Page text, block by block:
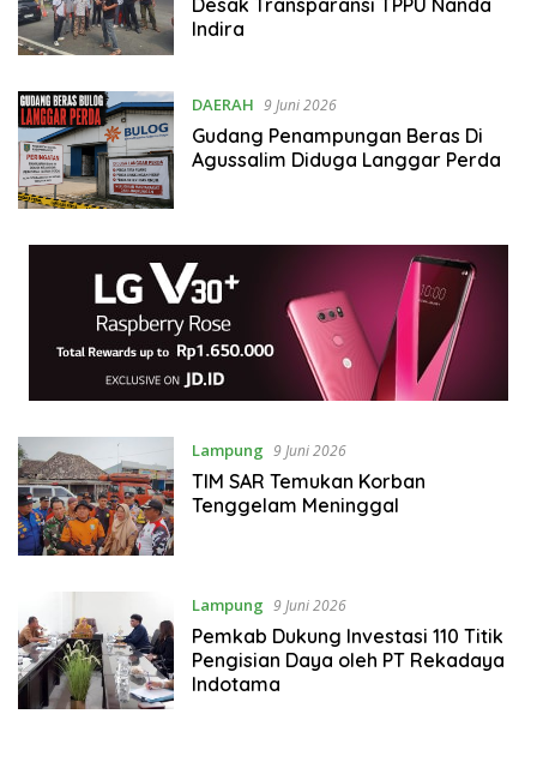
Desak Transparansi TPPU Nanda
Indira
DAERAH 9 Juni 2026
Gudang Penampungan Beras Di
Agussalim Diduga Langgar Perda
Lampung 9 Juni 2026
TIM SAR Temukan Korban
Tenggelam Meninggal
Lampung 9 Juni 2026
Pemkab Dukung Investasi 110 Titik
Pengisian Daya oleh PT Rekadaya
Indotama